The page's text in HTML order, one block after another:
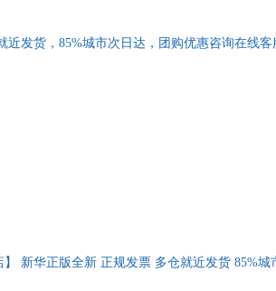
发货，85%城市次日达，团购优惠咨询在线客
新华正版全新 正规发票 多仓就近发货 85%城